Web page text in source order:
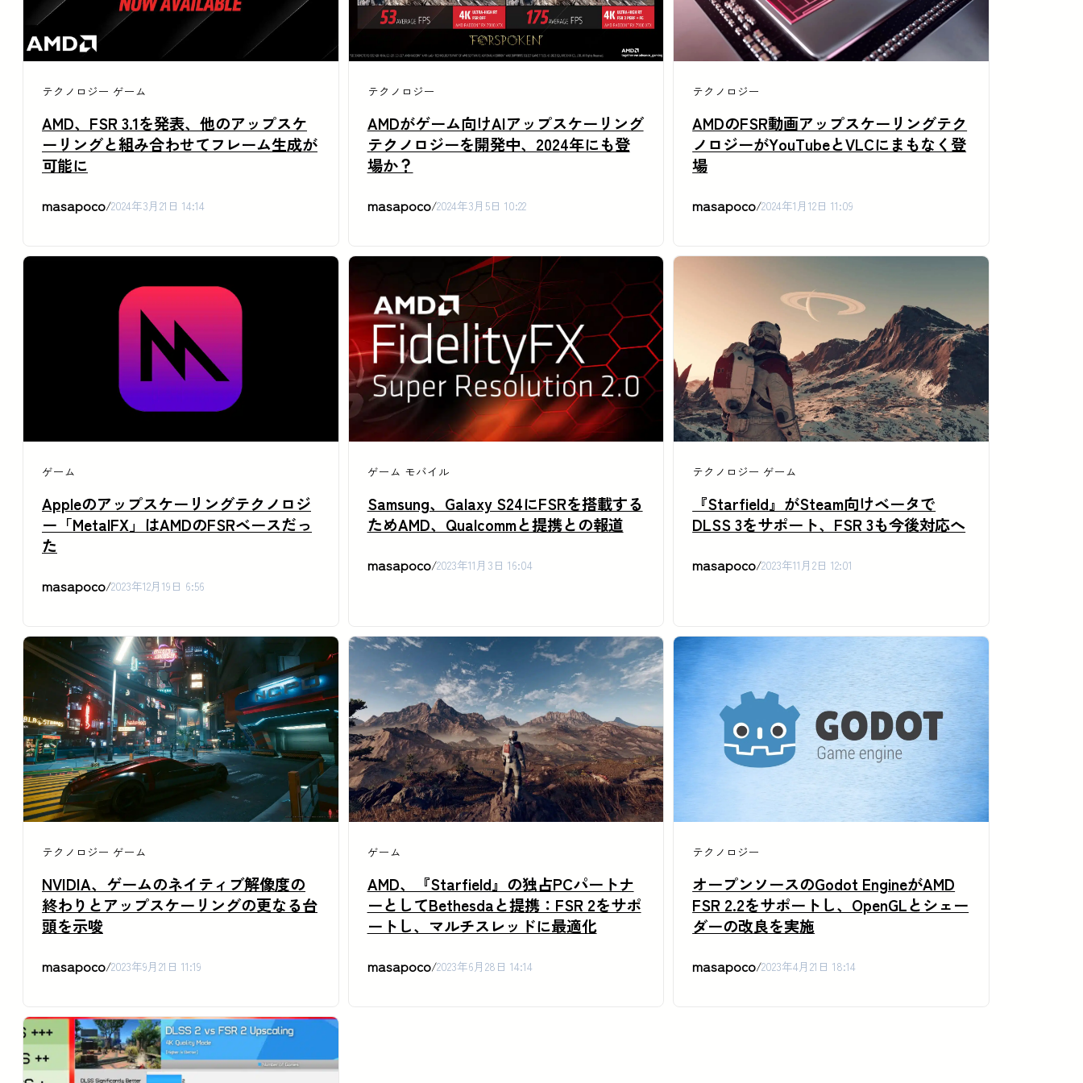
テクノロジー ゲーム
AMD、FSR 3.1を発表、他のアップスケ
ーリングと組み合わせてフレーム生成が
可能に
masapoco/2024年3月21日 14:14
テクノロジー
AMDがゲーム向けAIアップスケーリング
テクノロジーを開発中、2024年にも登
場か？
masapoco/2024年3月5日 10:22
テクノロジー
AMDのFSR動画アップスケーリングテク
ノロジーがYouTubeとVLCにまもなく登
場
masapoco/2024年1月12日 11:09
ゲーム
Appleのアップスケーリングテクノロジ
ー「MetalFX」はAMDのFSRベースだっ
た
masapoco/2023年12月19日 6:56
ゲーム モバイル
Samsung、Galaxy S24にFSRを搭載する
ためAMD、Qualcommと提携との報道
masapoco/2023年11月3日 16:04
テクノロジー ゲーム
『Starfield』がSteam向けベータで
DLSS 3をサポート、FSR 3も今後対応へ
masapoco/2023年11月2日 12:01
テクノロジー ゲーム
NVIDIA、ゲームのネイティブ解像度の
終わりとアップスケーリングの更なる台
頭を示唆
masapoco/2023年9月21日 11:19
ゲーム
AMD、『Starfield』の独占PCパートナ
ーとしてBethesdaと提携：FSR 2をサポ
ートし、マルチスレッドに最適化
masapoco/2023年6月28日 14:14
テクノロジー
オープンソースのGodot EngineがAMD
FSR 2.2をサポートし、OpenGLとシェー
ダーの改良を実施
masapoco/2023年4月21日 18:14